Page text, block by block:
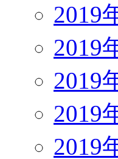
2019
2019
2019
2019
2019